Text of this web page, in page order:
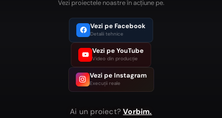
Vezi proiectele noastre în acțiune pe.
Vezi pe Facebook
Detalii tehnice
Vezi pe YouTube
Video din producție
Vezi pe Instagram
Execuții reale
Ai un proiect?Vorbim.